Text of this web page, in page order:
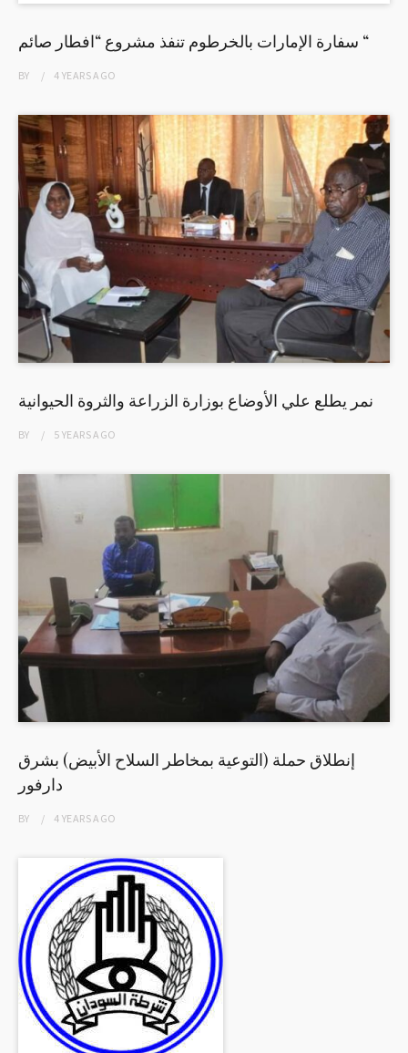
سفارة الإمارات بالخرطوم تنفذ مشروع “افطار صائم “
BY 4 YEARSAGO
نمر يطلع علي الأوضاع بوزارة الزراعة والثروة الحيوانية
BY 5 YEARSAGO
إنطلاق حملة (التوعية بمخاطر السلاح الأبيض) بشرق
دارفور
BY 4 YEARSAGO